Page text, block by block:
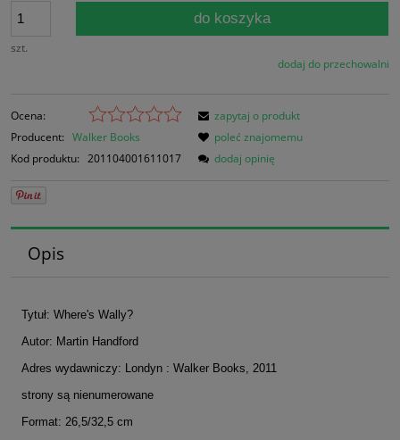
szt.
do koszyka
dodaj do przechowalni
Ocena:
Producent: Walker Books
Kod produktu: 201104001611017
zapytaj o produkt
poleć znajomemu
dodaj opinię
Opis
Tytuł: Where's Wally?
Autor: Martin Handford
Adres wydawniczy: Londyn : Walker Books, 2011
strony są nienumerowane
Format: 26,5/32,5 cm